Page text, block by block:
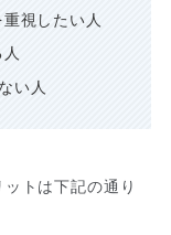
視したい人
い人
トは下記の通り